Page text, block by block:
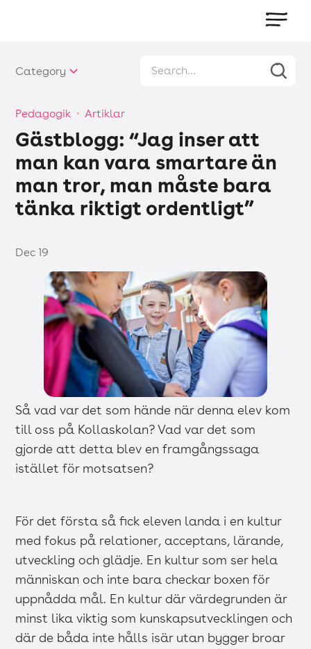
Category
Pedagogik ・ Artiklar
Gästblogg: “Jag inser att
man kan vara smartare än
man tror, man måste bara
tänka riktigt ordentligt”
Dec 19
Så vad var det som hände när denna elev kom
till oss på Kollaskolan? Vad var det som
gjorde att detta blev en framgångssaga
istället för motsatsen?
För det första så fick eleven landa i en kultur
med fokus på relationer, acceptans, lärande,
utveckling och glädje. En kultur som ser hela
människan och inte bara checkar boxen för
uppnådda mål. En kultur där värdegrunden är
minst lika viktig som kunskapsutvecklingen och
där de båda inte hålls isär utan bygger broar